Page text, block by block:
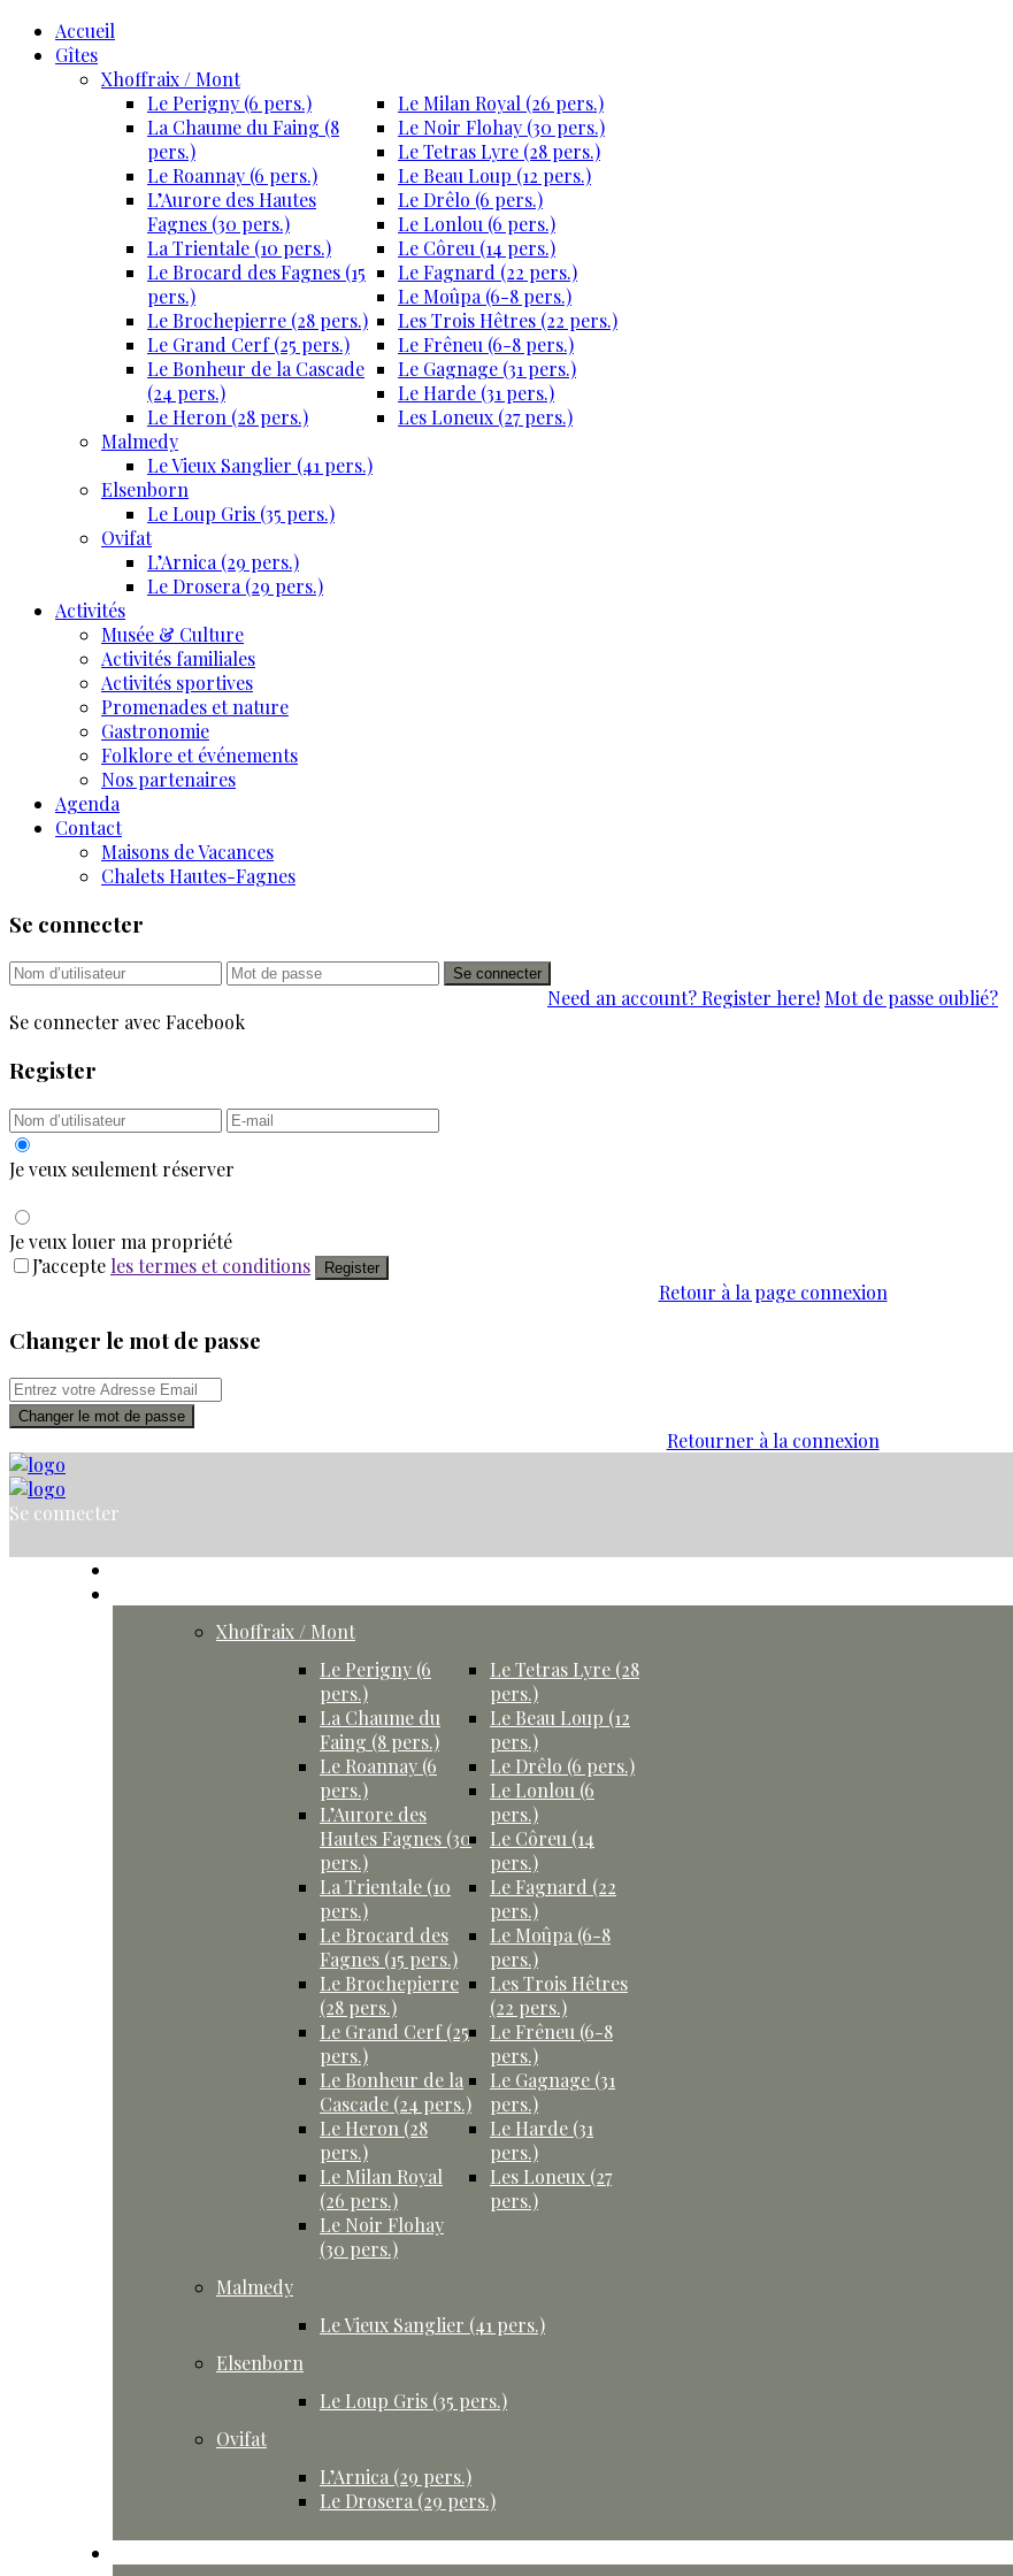
Accueil
Gîtes
Xhoffraix / Mont
Le Perigny (6 pers.)
La Chaume du Faing (8
pers.)
Le Roannay (6 pers.)
L’Aurore des Hautes
Fagnes (30 pers.)
La Trientale (10 pers.)
Le Brocard des Fagnes (15
pers.)
Le Brochepierre (28 pers.)
Le Grand Cerf (25 pers.)
Le Bonheur de la Cascade
(24 pers.)
Le Heron (28 pers.)
Le Milan Royal (26 pers.)
Le Noir Flohay (30 pers.)
Le Tetras Lyre (28 pers.)
Le Beau Loup (12 pers.)
Le Drêlo (6 pers.)
Le Lonlou (6 pers.)
Le Côreu (14 pers.)
Le Fagnard (22 pers.)
Le Moûpa (6-8 pers.)
Les Trois Hêtres (22 pers.)
Le Frêneu (6-8 pers.)
Le Gagnage (31 pers.)
Le Harde (31 pers.)
Les Loneux (27 pers.)
Malmedy
Le Vieux Sanglier (41 pers.)
Elsenborn
Le Loup Gris (35 pers.)
Ovifat
L’Arnica (29 pers.)
Le Drosera (29 pers.)
Activités
Musée & Culture
Activités familiales
Activités sportives
Promenades et nature
Gastronomie
Folklore et événements
Nos partenaires
Agenda
Contact
Maisons de Vacances
Chalets Hautes-Fagnes
Se connecter
Se connecter
Need an account? Register here! Mot de passe oublié?
Se connecter avec Facebook
Register
Je veux seulement réserver
Je veux louer ma propriété
J’accepte les termes et conditions Register
Retour à la page connexion
Changer le mot de passe
Changer le mot de passe
Retourner à la connexion
Se connecter
Xhoffraix / Mont
Le Perigny (6
pers.)
La Chaume du
Faing (8 pers.)
Le Roannay (6
pers.)
L’Aurore des
Hautes Fagnes (30
pers.)
La Trientale (10
pers.)
Le Brocard des
Fagnes (15 pers.)
Le Brochepierre
(28 pers.)
Le Grand Cerf (25
pers.)
Le Bonheur de la
Cascade (24 pers.)
Le Heron (28
pers.)
Le Milan Royal
(26 pers.)
Le Noir Flohay
(30 pers.)
Le Tetras Lyre (28
pers.)
Le Beau Loup (12
pers.)
Le Drêlo (6 pers.)
Le Lonlou (6
pers.)
Le Côreu (14
pers.)
Le Fagnard (22
pers.)
Le Moûpa (6-8
pers.)
Les Trois Hêtres
(22 pers.)
Le Frêneu (6-8
pers.)
Le Gagnage (31
pers.)
Le Harde (31
pers.)
Les Loneux (27
pers.)
Malmedy
Le Vieux Sanglier (41 pers.)
Elsenborn
Le Loup Gris (35 pers.)
Ovifat
L’Arnica (29 pers.)
Le Drosera (29 pers.)